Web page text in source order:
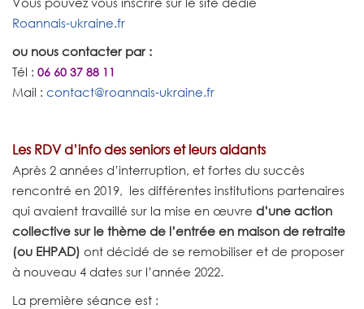
Roannais-ukraine.fr
ou nous contacter par :
Tél : 06 60 37 88 11
Mail : contact@roannais-ukraine.fr
Les RDV d’info des seniors et leurs aidants
Après 2 années d’interruption, et fortes du succès
rencontré en 2019, les différentes institutions partenaires
qui avaient travaillé sur la mise en œuvre d’une action
collective sur le thème de l’entrée en maison de retraite
(ou EHPAD) ont décidé de se remobiliser et de proposer
à nouveau 4 dates sur l’année 2022.
La première séance est :